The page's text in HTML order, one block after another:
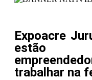
Expoacre
estão
trabalhar na